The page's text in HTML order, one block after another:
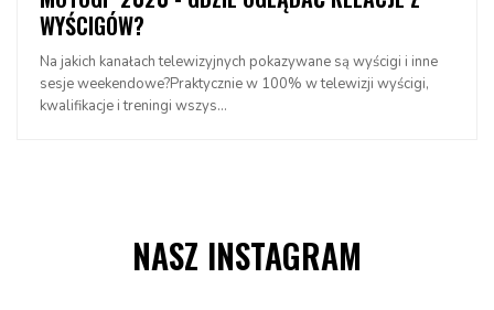
WYŚCIGÓW?
Na jakich kanałach telewizyjnych pokazywane są wyścigi i inne
sesje weekendowe?Praktycznie w 100% w telewizji wyścigi,
kwalifikacje i treningi wszys...
NASZ INSTAGRAM